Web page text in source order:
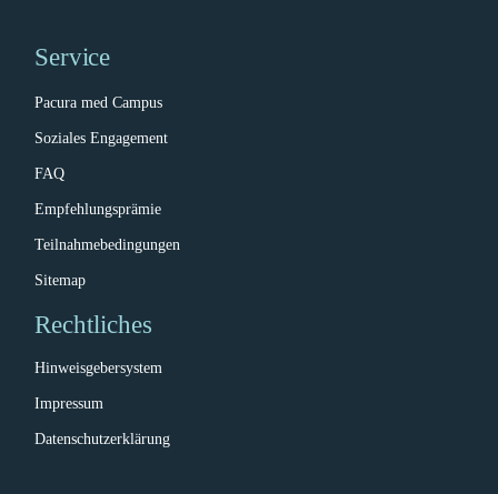
Service
Pacura med Campus
Soziales Engagement
FAQ
Empfehlungsprämie
Teilnahmebedingungen
Sitemap
Rechtliches
Hinweisgebersystem
Impressum
Datenschutzerklärung